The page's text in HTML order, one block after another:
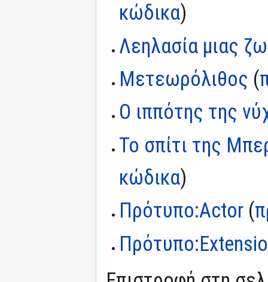
κώδικα)
Λεηλασία μιας
Μετεωρόλιθος (
Ο ιππότης της
Το σπίτι της
κώδικα)
Πρότυπο:Actor (